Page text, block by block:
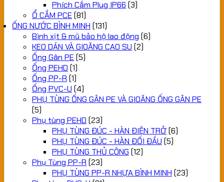
Phích Cắm Plug IP66 (3)
Ổ CẮM PCE (81)
ỐNG NƯỚC BÌNH MINH (131)
Bình xịt & mũ bảo hộ lao động (6)
KEO DÁN VÀ GIOĂNG CAO SU (2)
Ống Gân PE (5)
Ống PEHD (1)
Ống PP-R (1)
Ống PVC-U (4)
PHỤ TÙNG ỐNG GÂN PE VÀ GIOĂNG ỐNG GÂN PE
(5)
Phụ tùng PEHD (23)
PHỤ TÙNG ĐÚC - HÀN ĐIỆN TRỞ(6)
PHỤ TÙNG ĐÚC - HÀN ĐỐI ĐẦU (5)
PHỤ TÙNG THỦ CÔNG (12)
Phụ Tùng PP-R (23)
PHỤ TÙNG PP-R NHỰA BÌNH MINH (23)